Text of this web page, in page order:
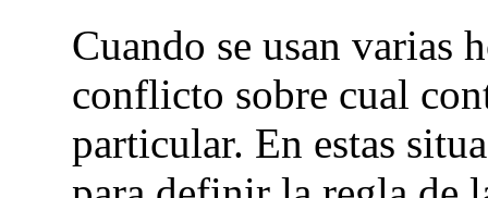
Cuando se usan varias
conflicto sobre cual
particular. En estas